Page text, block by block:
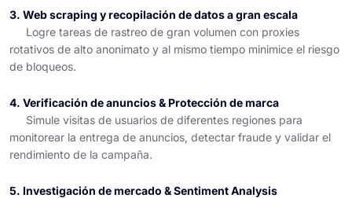
3. Web scraping y recopilación de datos a gran escala
Logre tareas de rastreo de gran volumen con proxies
rotativos de alto anonimato y al mismo tiempo minimice el riesgo
de bloqueos.
4. Verificación de anuncios & Protección de marca
Simule visitas de usuarios de diferentes regiones para
monitorear la entrega de anuncios, detectar fraude y validar el
rendimiento de la campaña.
5. Investigación de mercado & Sentiment Analysis